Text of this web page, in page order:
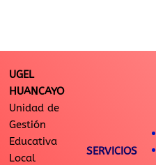
UGEL
HUANCAYO
Unidad de
Gestión
Educativa
Local
SERVICIOS